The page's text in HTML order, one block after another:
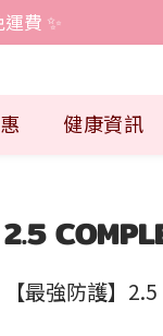
費 ✨
健康資訊
2.5
【最強防護】